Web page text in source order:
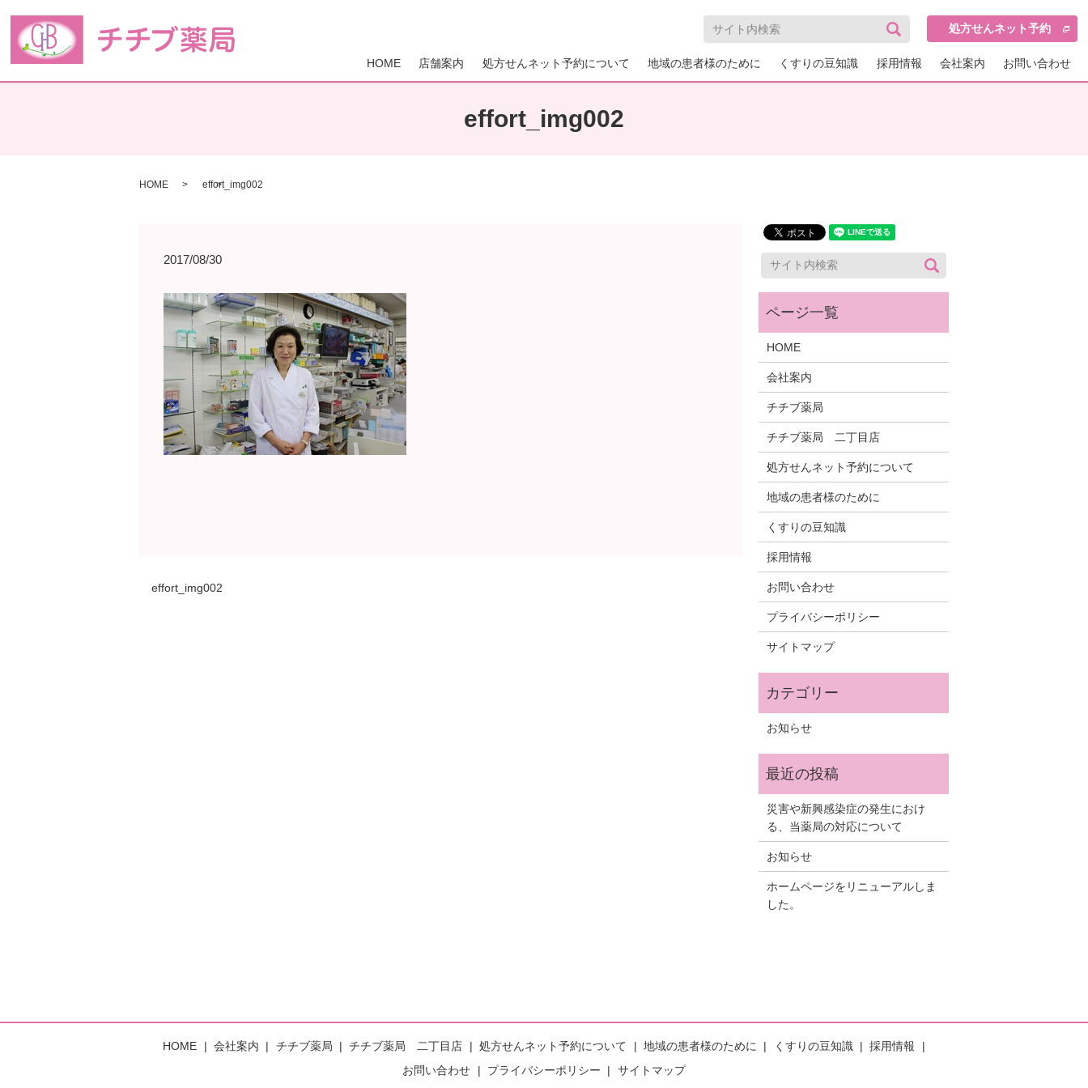
処方せんネット予約
HOME 店舗案内 処方せんネット予約について 地域の患者様のために くすりの豆知識 採用情報 会社案内 お問い合わせ
effort_img002
HOME effort_img002
2017/08/30
effort_img002
HOME
会社案内
チチブ薬局
チチブ薬局 二丁目店
処方せんネット予約について
地域の患者様のために
くすりの豆知識
採用情報
お問い合わせ
プライバシーポリシー
サイトマップ
お知らせ
災害や新興感染症の発生におけ
る、当薬局の対応について
お知らせ
ホームページをリニューアルしま
した。
HOME 会社案内 チチブ薬局 チチブ薬局 二丁目店 処方せんネット予約について 地域の患者様のために くすりの豆知識
採用情報
お問い合わせ
プライバシーポリシー サイトマップ